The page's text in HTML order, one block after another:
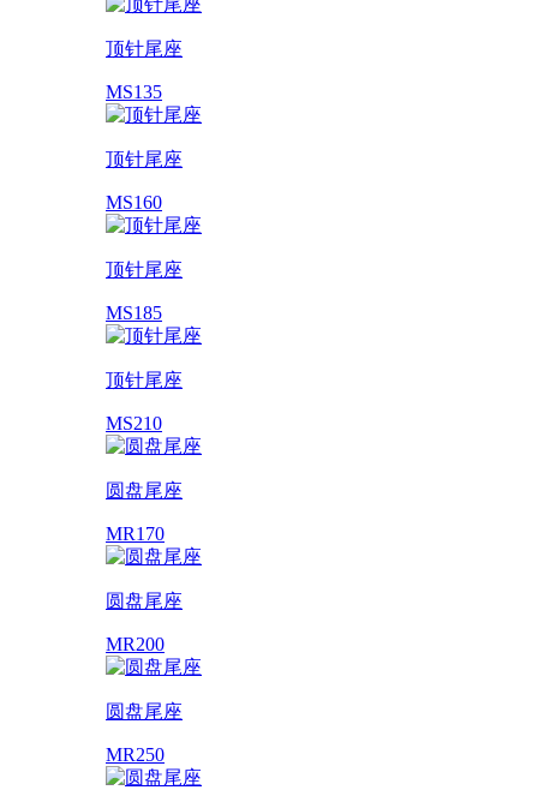
顶针尾座
MS135
顶针尾座
MS160
顶针尾座
MS185
顶针尾座
MS210
圆盘尾座
MR170
圆盘尾座
MR200
圆盘尾座
MR250